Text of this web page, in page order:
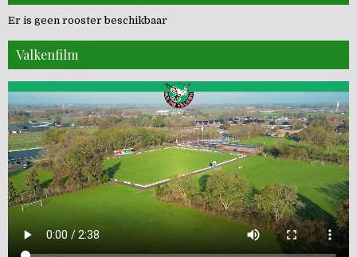
Er is geen rooster beschikbaar
Valkenfilm